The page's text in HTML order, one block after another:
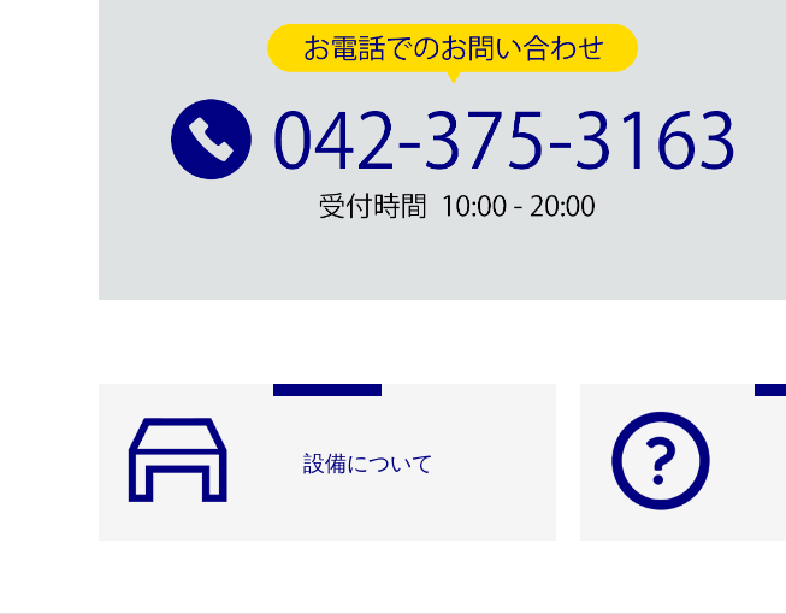
設備について